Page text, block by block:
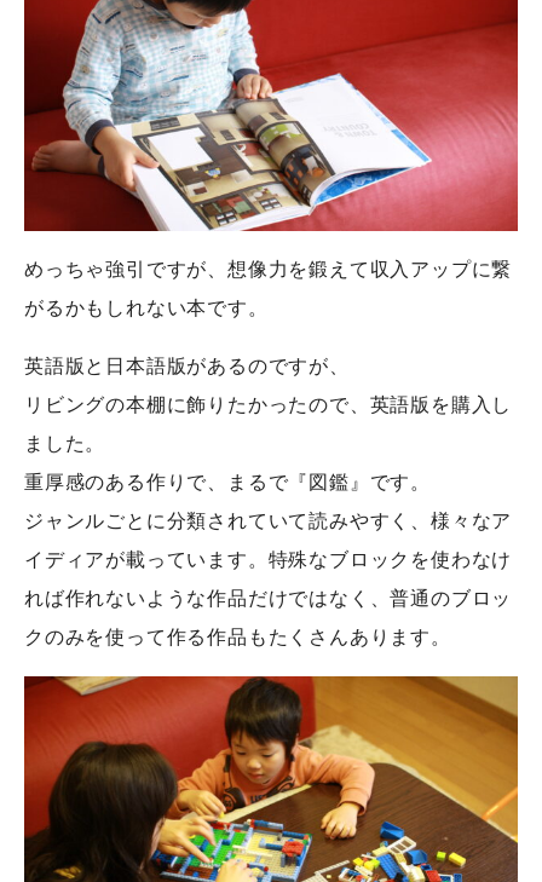
めっちゃ強引ですが、想像力を鍛えて収入アップに繋
がるかもしれない本です。
英語版と日本語版があるのですが、
リビングの本棚に飾りたかったので、英語版を購入し
ました。
重厚感のある作りで、まるで『図鑑』です。
ジャンルごとに分類されていて読みやすく、様々なア
イディアが載っています。特殊なブロックを使わなけ
れば作れないような作品だけではなく、普通のブロッ
クのみを使って作る作品もたくさんあります。